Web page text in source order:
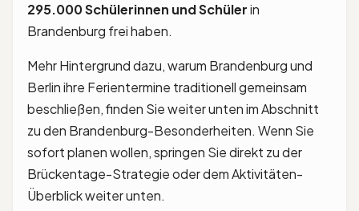
295.000 Schülerinnen und Schülerin
Brandenburg frei haben.
Mehr Hintergrund dazu, warum Brandenburg und
Berlin ihre Ferientermine traditionell gemeinsam
beschließen, finden Sie weiter unten im Abschnitt
zu den Brandenburg-Besonderheiten. Wenn Sie
sofort planen wollen, springen Sie direkt zu der
Brückentage-Strategie oder dem Aktivitäten-
Überblick weiter unten.